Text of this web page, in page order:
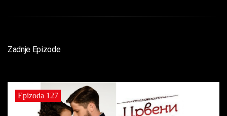
Zadnje Epizode
Epizoda 127